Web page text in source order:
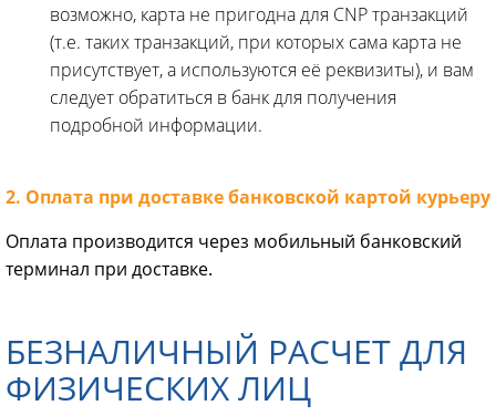
возможно, карта не пригодна для CNP транзакций
(т.е. таких транзакций, при которых сама карта не
присутствует, а используются её реквизиты), и вам
следует обратиться в банк для получения
подробной информации.
2. Оплата при доставке банковской картой курьеру
Оплата производится через мобильный банковский
терминал при доставке.
БЕЗНАЛИЧНЫЙ РАСЧЕТ ДЛЯ
ФИЗИЧЕСКИХ ЛИЦ